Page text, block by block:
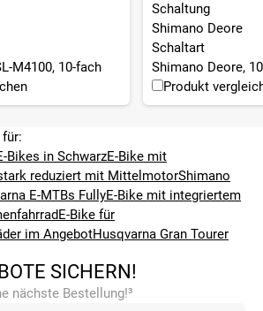
M4100, 10-fach
Schaltung
Shimano Deore
Schaltart
Shimano Deore,
Produkt
Bikes in SchwarzE-Bike mit
reduziert mit MittelmotorShimano
E-MTBs FullyE-Bike mit integriertem
E-Bike für
im AngebotHusqvarna Gran Tourer
SICHERN!
nächste Bestellung!³